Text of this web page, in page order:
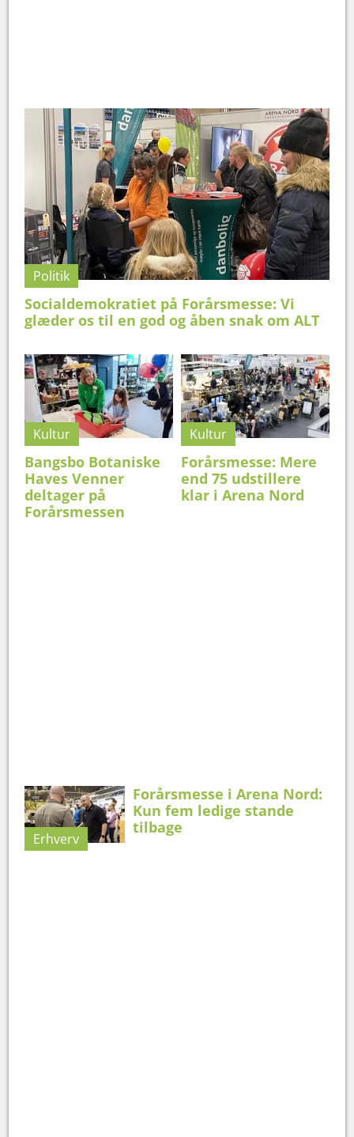
Politik
Socialdemokratiet på Forårsmesse: Vi
glæder os til en god og åben snak om ALT
Kultur
Bangsbo Botaniske
Haves Venner
deltager på
Forårsmessen
Kultur
Forårsmesse: Mere
end 75 udstillere
klar i Arena Nord
Erhverv
Forårsmesse i Arena Nord:
Kun fem ledige stande
tilbage